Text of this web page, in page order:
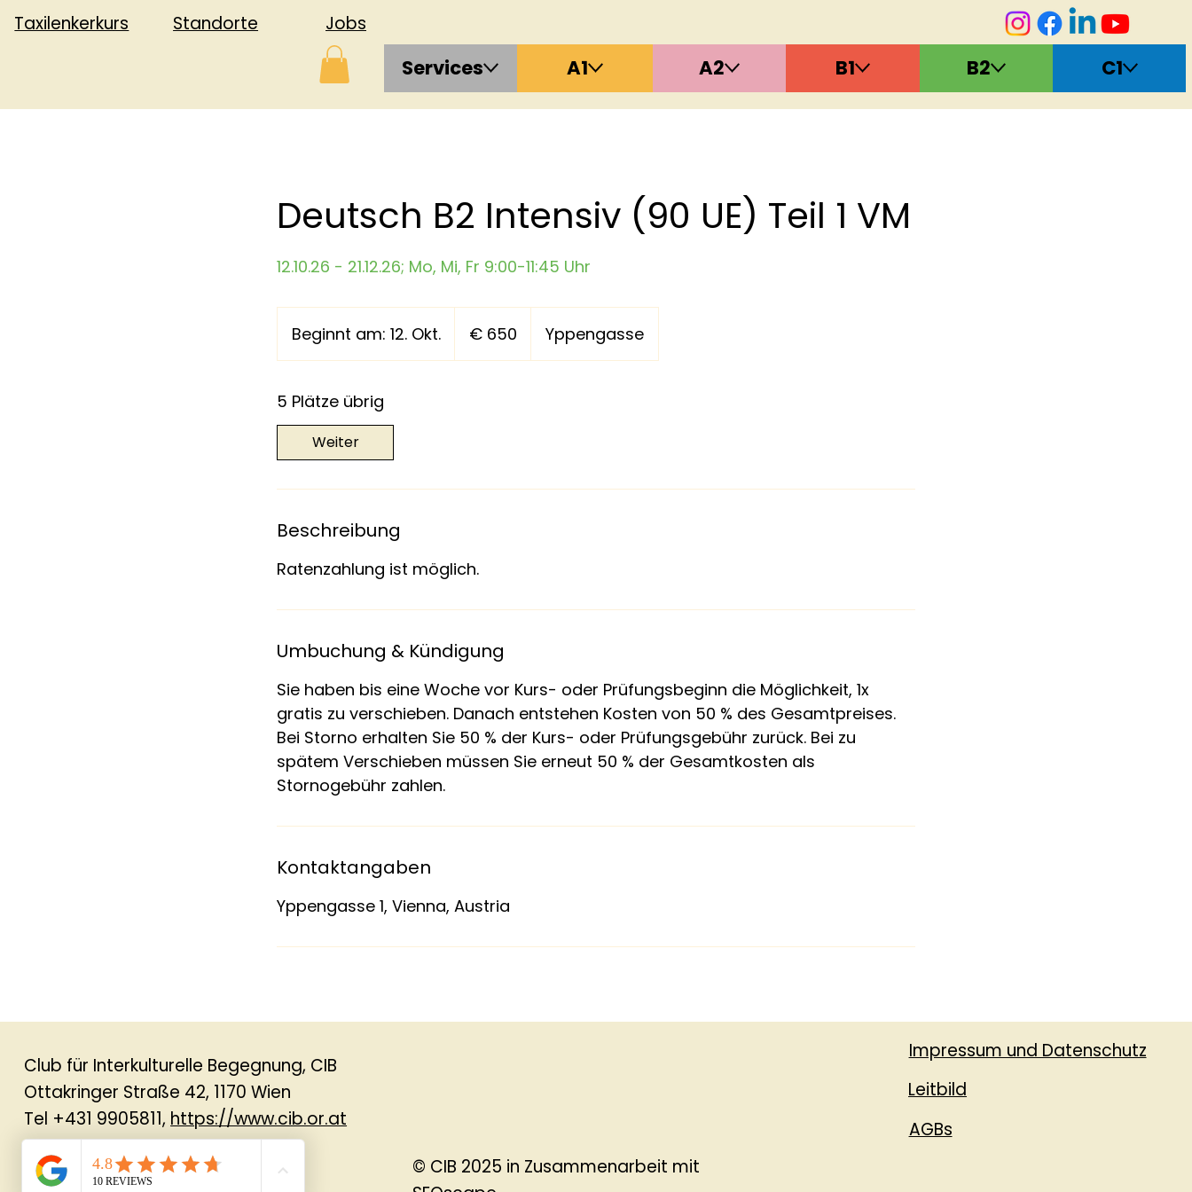
B1 B2 C1
Taxilenkerkurs Standorte Jobs
Services A1 A2
Deutsch B2 Intensiv (90 UE) Teil 1 VM
12.10.26 - 21.12.26; Mo, Mi, Fr 9:00-11:45 Uhr
Beginnt am: 12. Okt.
e
1
O
t
.
€ 650 Yppengasse
5 Plätze übrig
Weiter
Beschreibung
Ratenzahlung ist möglich.
Umbuchung & Kündigung
Sie haben bis eine Woche vor Kurs- oder Prüfungsbeginn die Möglichkeit, 1x
gratis zu verschieben. Danach entstehen Kosten von 50 % des Gesamtpreises.
Bei Storno erhalten Sie 50 % der Kurs- oder Prüfungsgebühr zurück. Bei zu
spätem Verschieben müssen Sie erneut 50 % der Gesamtkosten als
Stornogebühr zahlen.
Kontaktangaben
Yppengasse 1, Vienna, Austria
Club für Interkulturelle Begegnung, CIB
Ottakringer Straße 42, 1170 Wien
Tel +431 9905811, https://www.cib.or.at
Impressum und Datenschutz
Leitbild
AGBs
© CIB 2025 in Zusammenarbeit mit